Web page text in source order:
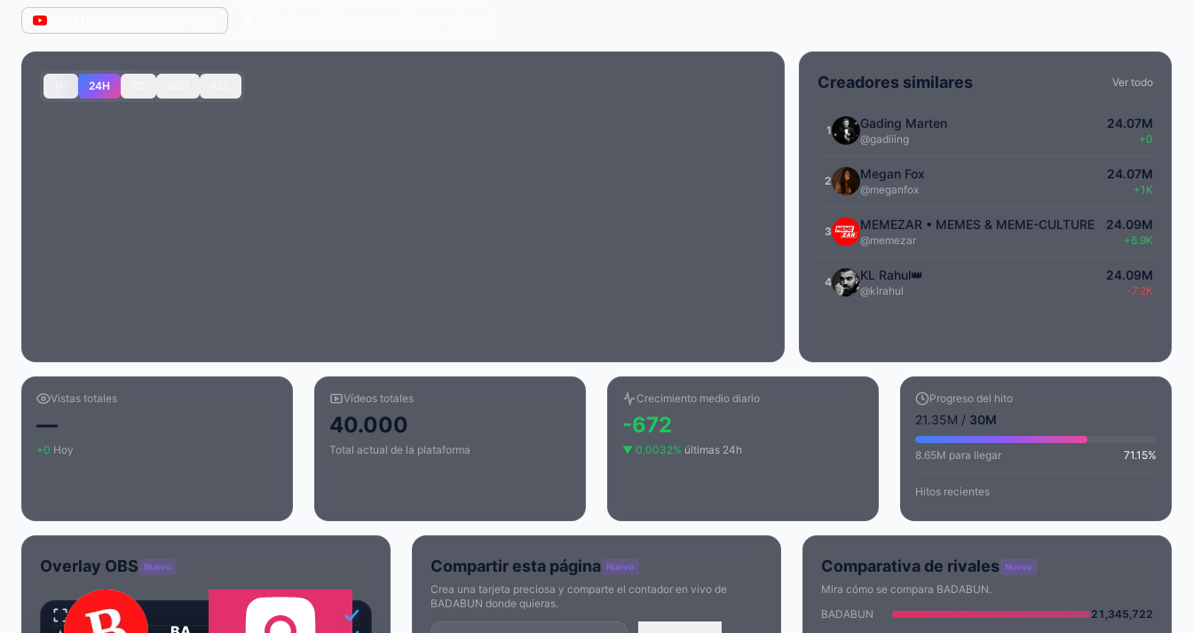
24H Creadores similares Ver todo
1 Gading Marten
@gadiiing
24.07M
+0
2 Megan Fox
@meganfox
24.07M
+1K
3 MEMEZAR • MEMES & MEME-CULTURE
@memezar
24.09M
+6.9K
4 KL Rahul👑
@klrahul
24.09M
-7.2K
Vistas totales
—
+0 Hoy
Vídeos totales
40.000
Total actual de la plataforma
Crecimiento medio diario
-672
▼ 0.0032% últimas 24h
Progreso del hito
21.35M / 30M
8.65M para llegar 71.15%
Hitos recientes
Overlay OBS Nuevo
Transparente
Compartir esta página Nuevo
Crea una tarjeta preciosa y comparte el contador en vivo de
BADABUN donde quieras.
Comparativa de rivales Nuevo
Mira cómo se compara BADABUN.
BADABUN
21,345,722